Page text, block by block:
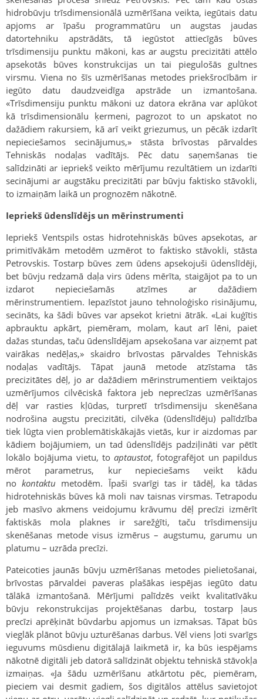
hidrobūvju trīsdimensionālā uzmērīšana veikta, iegūtais datu
apjoms ar īpašu programmatūru un augstas jaudas
datortehniku apstrādāts, tā iegūstot attiecīgās būves
trīsdimensiju punktu mākoni, kas ar augstu precizitāti attēlo
apsekotās būves konstrukcijas un tai piegulošās gultnes
virsmu. Viena no šīs uzmērīšanas metodes priekšrocībām ir
iegūto datu daudzveidīga apstrāde un izmantošana.
«Trīsdimensiju punktu mākoni uz datora ekrāna var aplūkot
kā trīsdimensionālu ķermeni, pagrozot to un apskatot no
dažādiem rakursiem, kā arī veikt griezumus, un pēcāk izdarīt
nepieciešamos secinājumus,» stāsta brīvostas pārvaldes
Tehniskās nodaļas vadītājs. Pēc datu saņemšanas tie
salīdzināti ar iepriekš veikto mērījumu rezultātiem un izdarīti
secinājumi ar augstāku precizitāti par būvju faktisko stāvokli,
to izmaiņām laikā un prognozēm nākotnē.
Iepriekš ūdenslīdējs un mērinstrumenti
Iepriekš Ventspils ostas hidrotehniskās būves apsekotas, ar
primitīvākām metodēm uzmērot to faktisko stāvokli, stāsta
Petrovskis. Tostarp būves zem ūdens apsekojuši ūdenslīdēji,
bet būvju redzamā daļa virs ūdens mērīta, staigājot pa to un
izdarot nepieciešamās atzīmes ar dažādiem
mērinstrumentiem. Iepazīstot jauno tehnoloģisko risinājumu,
secināts, ka šādi būves var apsekot krietni ātrāk. «Lai kuģītis
apbrauktu apkārt, piemēram, molam, kaut ­arī lēni, paiet
dažas stundas, taču ūdens­līdējam apsekošana var aizņemt pat
vairākas nedēļas,» skaidro brīvostas pārvaldes Tehniskās
nodaļas vadītājs. Tāpat jaunā metode atzīstama tās
precizitātes dēļ, jo ar dažādiem mērinstrumentiem veiktajos
uzmērījumos cilvēciskā faktora jeb neprecīzas uzmērīšanas
dēļ var rasties kļūdas, turpretī trīsdimensiju skenēšana
nodrošina augstu precizitāti, cilvēka (ūdenslīdēju) palīdzība
tiek lūgta vien problemātiskākajās vietās, kur ir aizdomas par
kādiem bojājumiem, un tad ūdenslīdējs padziļināti var pētīt
lokālo bojājuma vietu, toaptaustot, fotografējot un papildus
mērot parametrus, kur nepieciešams veikt kādu
nokontaktu metodēm. Īpaši svarīgi tas ir tādēļ, ka tādas
hidrotehniskās būves kā moli nav taisnas virsmas. Tetrapodu
jeb masīvo akmens veidojumu krāvumu dēļ precīzi izmērīt
faktiskās mola plaknes ir sarežģīti, taču trīsdimensiju
skenēšanas metode visus izmērus – augstumu, garumu un
platumu – uzrāda precīzi.
Pateicoties jaunās būvju uzmērīšanas metodes pielietošanai,
brīvostas pārvaldei paveras plašākas iespējas iegūto datu
tālākā izmantošanā. Mērījumi palīdzēs veikt kvalitatīvāku
būvju rekonstrukcijas projektēšanas darbu, tostarp ļaus
precīzi aprēķināt būvdarbu apjomus un izmaksas. Tāpat būs
vieglāk plānot būvju uzturēšanas darbus. Vēl viens ļoti svarīgs
ieguvums mūsdienu digitālajā laikmetā ir, ka būs iespējams
nākotnē digitāli jeb datorā salīdzināt objektu tehniskā stāvokļa
izmaiņas. «Ja šādu uzmērīšanu atkārtotu pēc, piemēram,
pieciem vai desmit gadiem, šos digitālos attēlus savietojot